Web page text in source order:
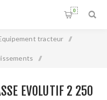
0
tracteur /
/
EVOLUTIF 2 250